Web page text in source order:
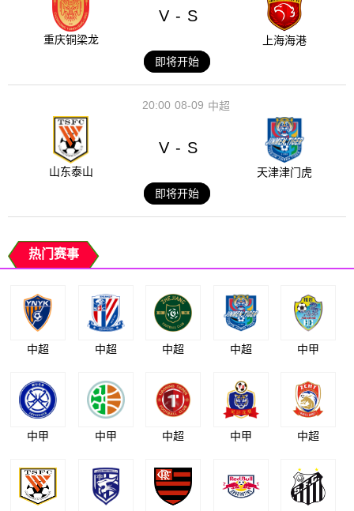
重庆铜梁龙
V - S
上海海港
即将开始
08-09
20:00 中超
山东泰山
V - S
天津津门虎
即将开始
热门赛事
中超 中超 中超 中超 中甲
中甲 中甲 中超 中甲 中超